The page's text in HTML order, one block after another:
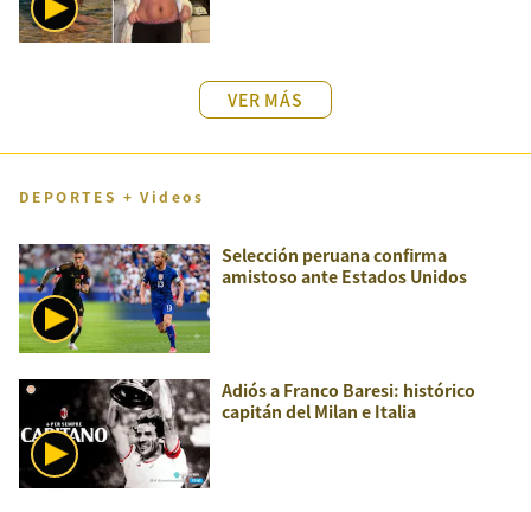
VER MÁS
DEPORTES + Videos
Selección peruana confirma
amistoso ante Estados Unidos
Adiós a Franco Baresi: histórico
capitán del Milan e Italia